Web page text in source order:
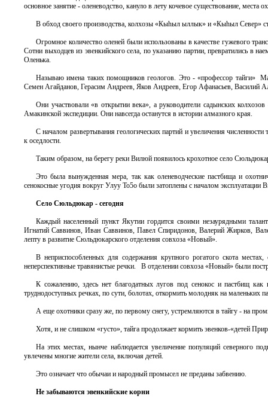
основное занятие - оленеводство, кануло в лету кочевое существование,
В обход своего производства, колхозы «Кыhыл ыллык» и «Кыhыл Север»
Огромное количество оленей были использованы в качестве гужевого
Сотни выходцев из эвенкийского села, по указанию партии, превратились в
Оленька.
Называю имена таких помощников геологов. Это - «профессор тайги»
Семен Агайданов, Герасим Андреев, Яков Андреев, Егор Афанасьев,
Они участвовали «в открытии века», а руководители садынских
Амакинской экспедиции. Они навсегда останутся в истории алмазного края.
С началом развертывания геологических партий и увеличения
к оседлости.
Таким образом, на берегу реки Вилюй появилось крохотное село
Это была вынужденная мера, так как оленеводческие пастбища и
сенокосные угодия вокруг Улуу То5о были затоплены с началом эксплуатации
Село Сюльдюкар - сегодня
Каждый населенный пункт Якутии гордится своими незаурядными
Игнатий Саввинов, Иван Саввинов, Павел Спиридонов, Валерий Жирков,
лепту в развитие Сюльдюкарского отделения совхоза «Новый».
В неприспособленных для содержания крупного рогатого скота
неперспективные травянистые речки. В отделении совхоза «Новый» были
К сожалению, здесь нет благодатных лугов под сенокос и пастбищ
труднодоступных речках, по сути, болотах, откормить молодняк на маленьких
А еще охотники сразу же, по первому снегу, устремляются в тайгу - на
Хотя, и не слишком «густо», тайга продолжает кормить эвенков-«детей
На этих местах, нынче наблюдается увеличение популяций северного
увлечены многие жители села, включая детей.
Это означает что обычаи и народный промысел не преданы забвению.
Не забываются эвенкийские корни